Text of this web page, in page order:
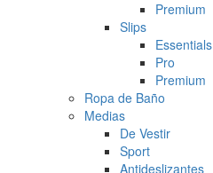
Premium
Slips
Essentials
Pro
Premium
Ropa de Baño
Medias
De Vestir
Sport
Antideslizantes